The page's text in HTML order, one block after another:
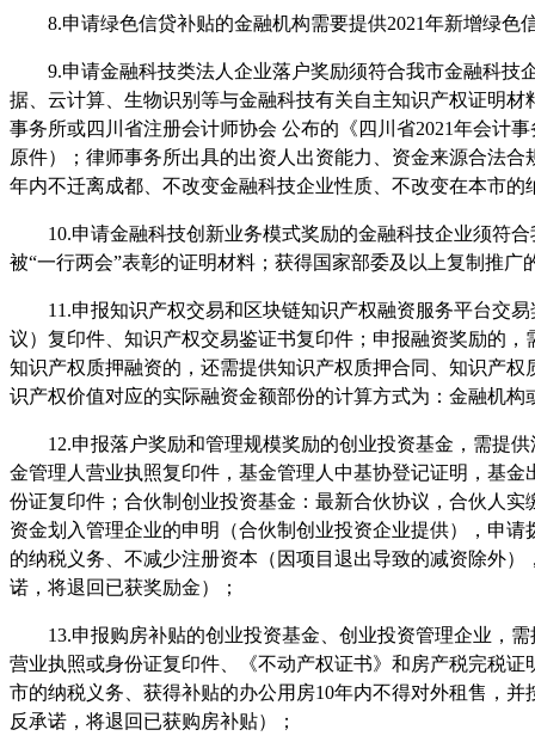
8.申请绿色信贷补贴的金融机构需要提供2021年新增绿色
9.申请金融科技类法人企业落户奖励须符合我市金融科
据、云计算、生物识别等与金融科技有关自主知识产权证明
事务所或四川省注册会计师协会 公布的《四川省2021年会计
原件）；律师事务所出具的出资人出资能力、资金来源合法
年内不迁离成都、不改变金融科技企业性质、不改变在本市
10.申请金融科技创新业务模式奖励的金融科技企业须符
被“一行两会”表彰的证明材料；获得国家部委及以上复制推广
11.申报知识产权交易和区块链知识产权融资服务平台交
议）复印件、知识产权交易鉴证书复印件；申报融资奖励的
知识产权质押融资的，还需提供知识产权质押合同、知识产
识产权价值对应的实际融资金额部份的计算方式为：金融机
12.申报落户奖励和管理规模奖励的创业投资基金，需提
金管理人营业执照复印件，基金管理人中基协登记证明，基
份证复印件；合伙制创业投资基金：最新合伙协议，合伙人
资金划入管理企业的申明（合伙制创业投资企业提供），申
的纳税义务、不减少注册资本（因项目退出导致的减资除外
诺，将退回已获奖励金）；
13.申报购房补贴的创业投资基金、创业投资管理企业，
营业执照或身份证复印件、《不动产权证书》和房产税完税
市的纳税义务、获得补贴的办公用房10年内不得对外租售，
反承诺，将退回已获购房补贴）；